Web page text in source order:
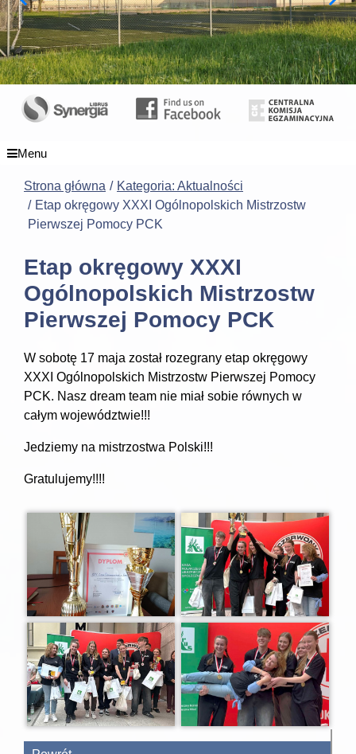
Menu
Strona główna
Kategoria: Aktualności
Etap okręgowy XXXI Ogólnopolskich Mistrzostw
Pierwszej Pomocy PCK
Etap okręgowy XXXI
Ogólnopolskich Mistrzostw
Pierwszej Pomocy PCK
W sobotę 17 maja został rozegrany etap okręgowy
XXXI Ogólnopolskich Mistrzostw Pierwszej Pomocy
PCK. Nasz dream team nie miał sobie równych w
całym województwie!!!
Jedziemy na mistrzostwa Polski!!!
Gratulujemy!!!!